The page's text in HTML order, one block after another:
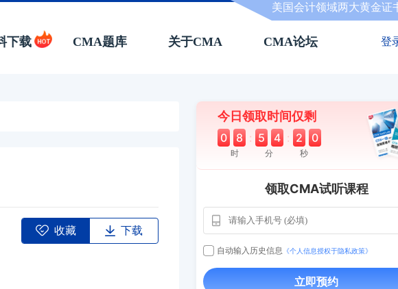
美国会计领域两大黄金证
下载 CMA题库 关于CMA CMA论坛 登
收藏 下载
今日领取时间仅剩
0 8 : 5 4 : 1 9
时 分 秒
领取CMA试听课程
自动输入历史信息 《个人信息授权于隐私政策》
立即预约
用户163 112****290
130****8017